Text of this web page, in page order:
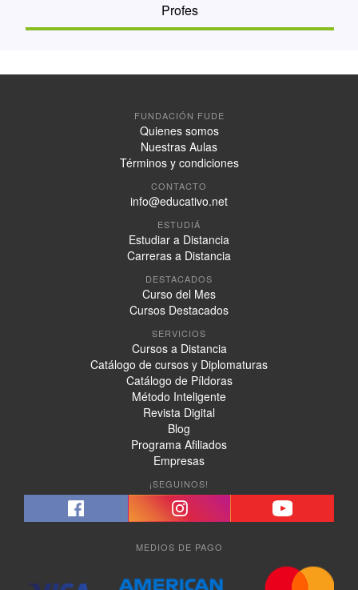
Profes
FUNDACIÓN FUDE
Quienes somos
Nuestras Aulas
Términos y condiciones
CONTACTO
info@educativo.net
ESTUDIÁ
Estudiar a Distancia
Carreras a Distancia
DESTACADOS
Curso del Mes
Cursos Destacados
SERVICIOS
Cursos a Distancia
Catálogo de cursos y Diplomaturas
Catálogo de Píldoras
Método Inteligente
Revista Digital
Blog
Programa Afiliados
Empresas
¡SEGUINOS!
MEDIOS DE PAGO